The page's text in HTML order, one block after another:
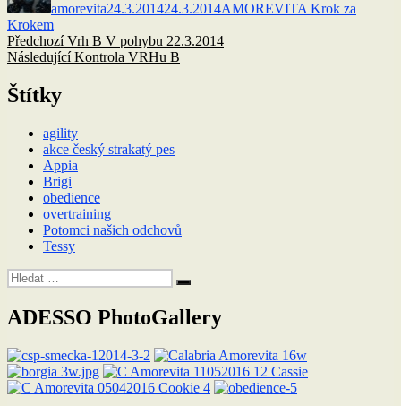
amorevita24.3.201424.3.2014AMOREVITA Krok za
Krokem
Navigace
pro
příspěvek
Předchozí Předchozí
příspěvek:
Vrh B V pohybu 22.3.2014
Následující Následující
Kontrola VRHu B
Štítky
agility
akce český strakatý pes
Appia
Brigi
obedience
overtraining
Potomci našich odchovů
Tessy
Hledat:
Hledání
ADESSO PhotoGallery